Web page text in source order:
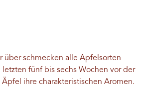
über schmecken alle Apfelsorten
fünf bis sechs Wochen vor der
ihre charakteristischen Aromen.